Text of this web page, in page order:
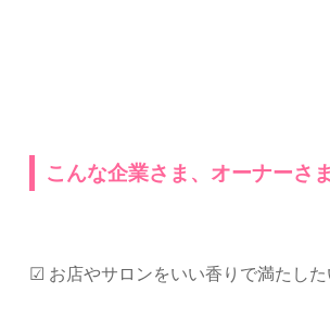
こんな企業さま、オーナーさ
☑ お店やサロンをいい香りで満たした